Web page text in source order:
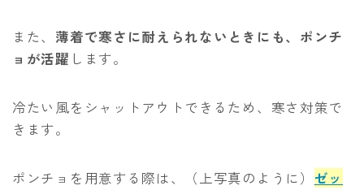
また、 薄着で寒さに耐えられないときにも、ポンチ
ョが活躍 します。
冷たい風をシャットアウトできるため、寒さ対策で
きます。
ポンチョを用意する際は、（上写真のように） ゼッ